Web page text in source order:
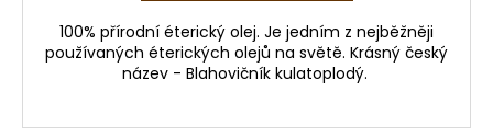
100% přírodní éterický olej. Je jedním z nejběžněji
používaných éterických olejů na světě. Krásný český
název - Blahovičník kulatoplodý.